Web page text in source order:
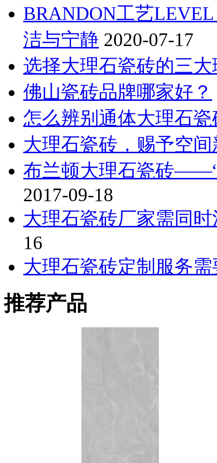
BRANDON工艺
洁与宁静 2020-07-17
选择大理石瓷砖的三大
佛山瓷砖品牌哪家好？
怎么辨别通体大理石
大理石瓷砖，赐予空
布兰顿大理石瓷砖
2017-09-18
大理石瓷砖厂家需同
16
大理石瓷砖定制服务
推荐产品